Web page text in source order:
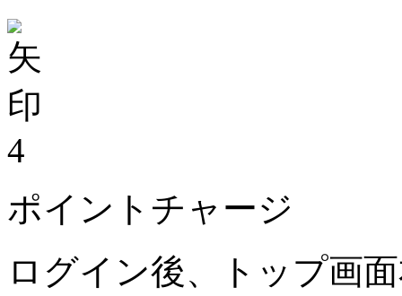
4
ポイントチャージ
ログイン後、トップ画